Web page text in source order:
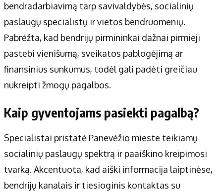
bendradarbiavimą tarp savivaldybės, socialinių
paslaugų specialistų ir vietos bendruomenių.
Pabrėžta, kad bendrijų pirmininkai dažnai pirmieji
pastebi vienišumą, sveikatos pablogėjimą ar
finansinius sunkumus, todėl gali padėti greičiau
nukreipti žmogų pagalbos.
Kaip gyventojams pasiekti pagalbą?
Specialistai pristatė Panevėžio mieste teikiamų
socialinių paslaugų spektrą ir paaiškino kreipimosi
tvarką. Akcentuota, kad aiški informacija laiptinėse,
bendrijų kanalais ir tiesioginis kontaktas su